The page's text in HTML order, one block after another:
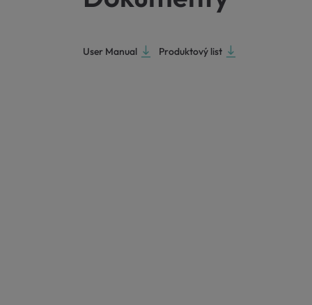
User Manual Produktový list